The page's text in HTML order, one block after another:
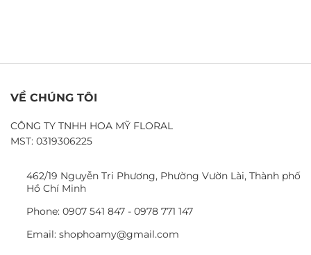
VỀ CHÚNG TÔI
CÔNG TY TNHH HOA MỸ FLORAL
MST: 0319306225
462/19 Nguyễn Tri Phương, Phường Vườn Lài, Thành phố
Hồ Chí Minh
Phone: 0907 541 847 - 0978 771 147
Email: shophoamy@gmail.com